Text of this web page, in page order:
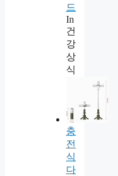
드
In
건
강
상
식
충
전
식
다